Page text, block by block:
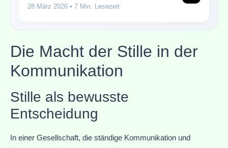
28 März 2026 • 7 Min. Lesezeit
Die Macht der Stille in der
Kommunikation
Stille als bewusste
Entscheidung
In einer Gesellschaft, die ständige Kommunikation und